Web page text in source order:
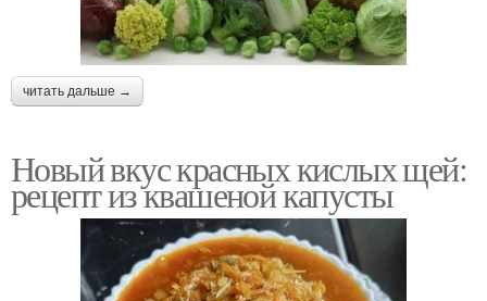
читать дальше →
Новый вкус красных кислых щей:
рецепт из квашеной капусты